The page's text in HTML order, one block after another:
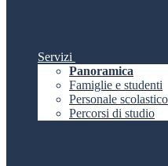
Servizi
Panoramica
Famiglie e studenti
Personale scolastico
Percorsi di studio